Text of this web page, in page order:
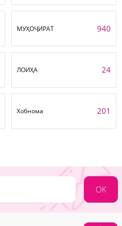
МУҲОҶИРАТ 940
ЛОИҲА 24
Хобнома 201
OK